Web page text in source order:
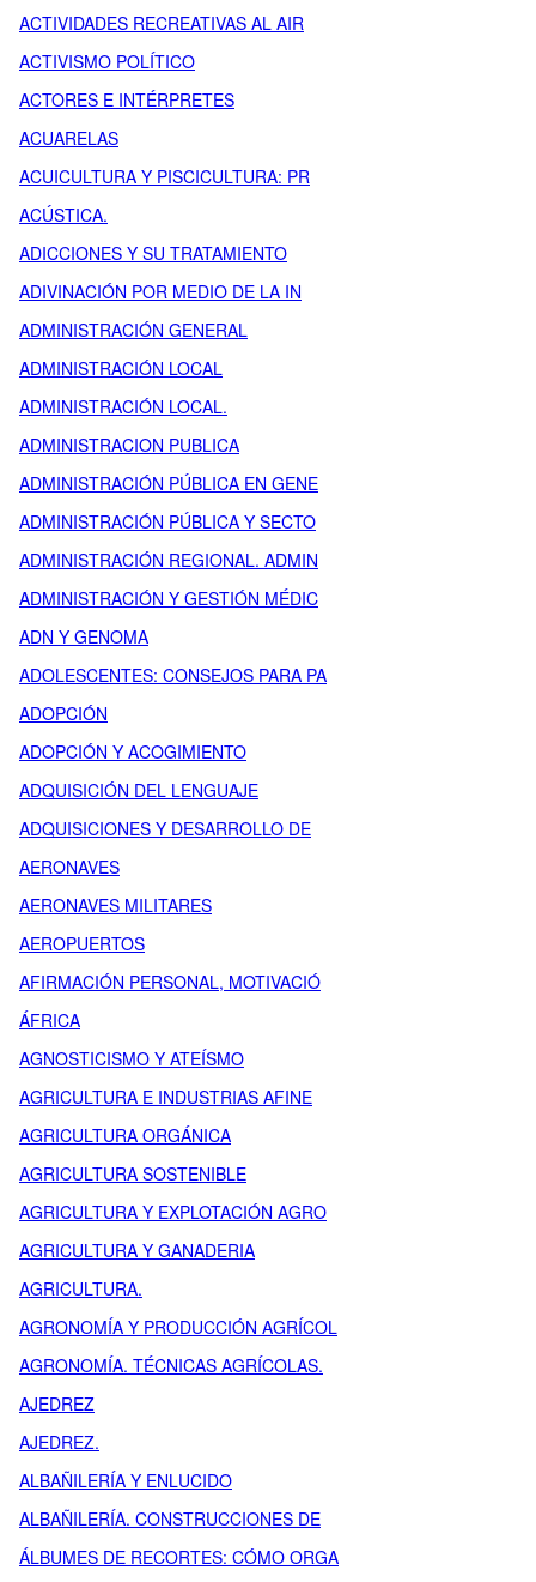
ACTIVIDADES RECREATIVAS AL AIR
ACTIVISMO POLÍTICO
ACTORES E INTÉRPRETES
ACUARELAS
ACUICULTURA Y PISCICULTURA: PR
ACÚSTICA.
ADICCIONES Y SU TRATAMIENTO
ADIVINACIÓN POR MEDIO DE LA IN
ADMINISTRACIÓN GENERAL
ADMINISTRACIÓN LOCAL
ADMINISTRACIÓN LOCAL.
ADMINISTRACION PUBLICA
ADMINISTRACIÓN PÚBLICA EN GENE
ADMINISTRACIÓN PÚBLICA Y SECTO
ADMINISTRACIÓN REGIONAL. ADMIN
ADMINISTRACIÓN Y GESTIÓN MÉDIC
ADN Y GENOMA
ADOLESCENTES: CONSEJOS PARA PA
ADOPCIÓN
ADOPCIÓN Y ACOGIMIENTO
ADQUISICIÓN DEL LENGUAJE
ADQUISICIONES Y DESARROLLO DE
AERONAVES
AERONAVES MILITARES
AEROPUERTOS
AFIRMACIÓN PERSONAL, MOTIVACIÓ
ÁFRICA
AGNOSTICISMO Y ATEÍSMO
AGRICULTURA E INDUSTRIAS AFINE
AGRICULTURA ORGÁNICA
AGRICULTURA SOSTENIBLE
AGRICULTURA Y EXPLOTACIÓN AGRO
AGRICULTURA Y GANADERIA
AGRICULTURA.
AGRONOMÍA Y PRODUCCIÓN AGRÍCOL
AGRONOMÍA. TÉCNICAS AGRÍCOLAS.
AJEDREZ
AJEDREZ.
ALBAÑILERÍA Y ENLUCIDO
ALBAÑILERÍA. CONSTRUCCIONES DE
ÁLBUMES DE RECORTES: CÓMO ORGA